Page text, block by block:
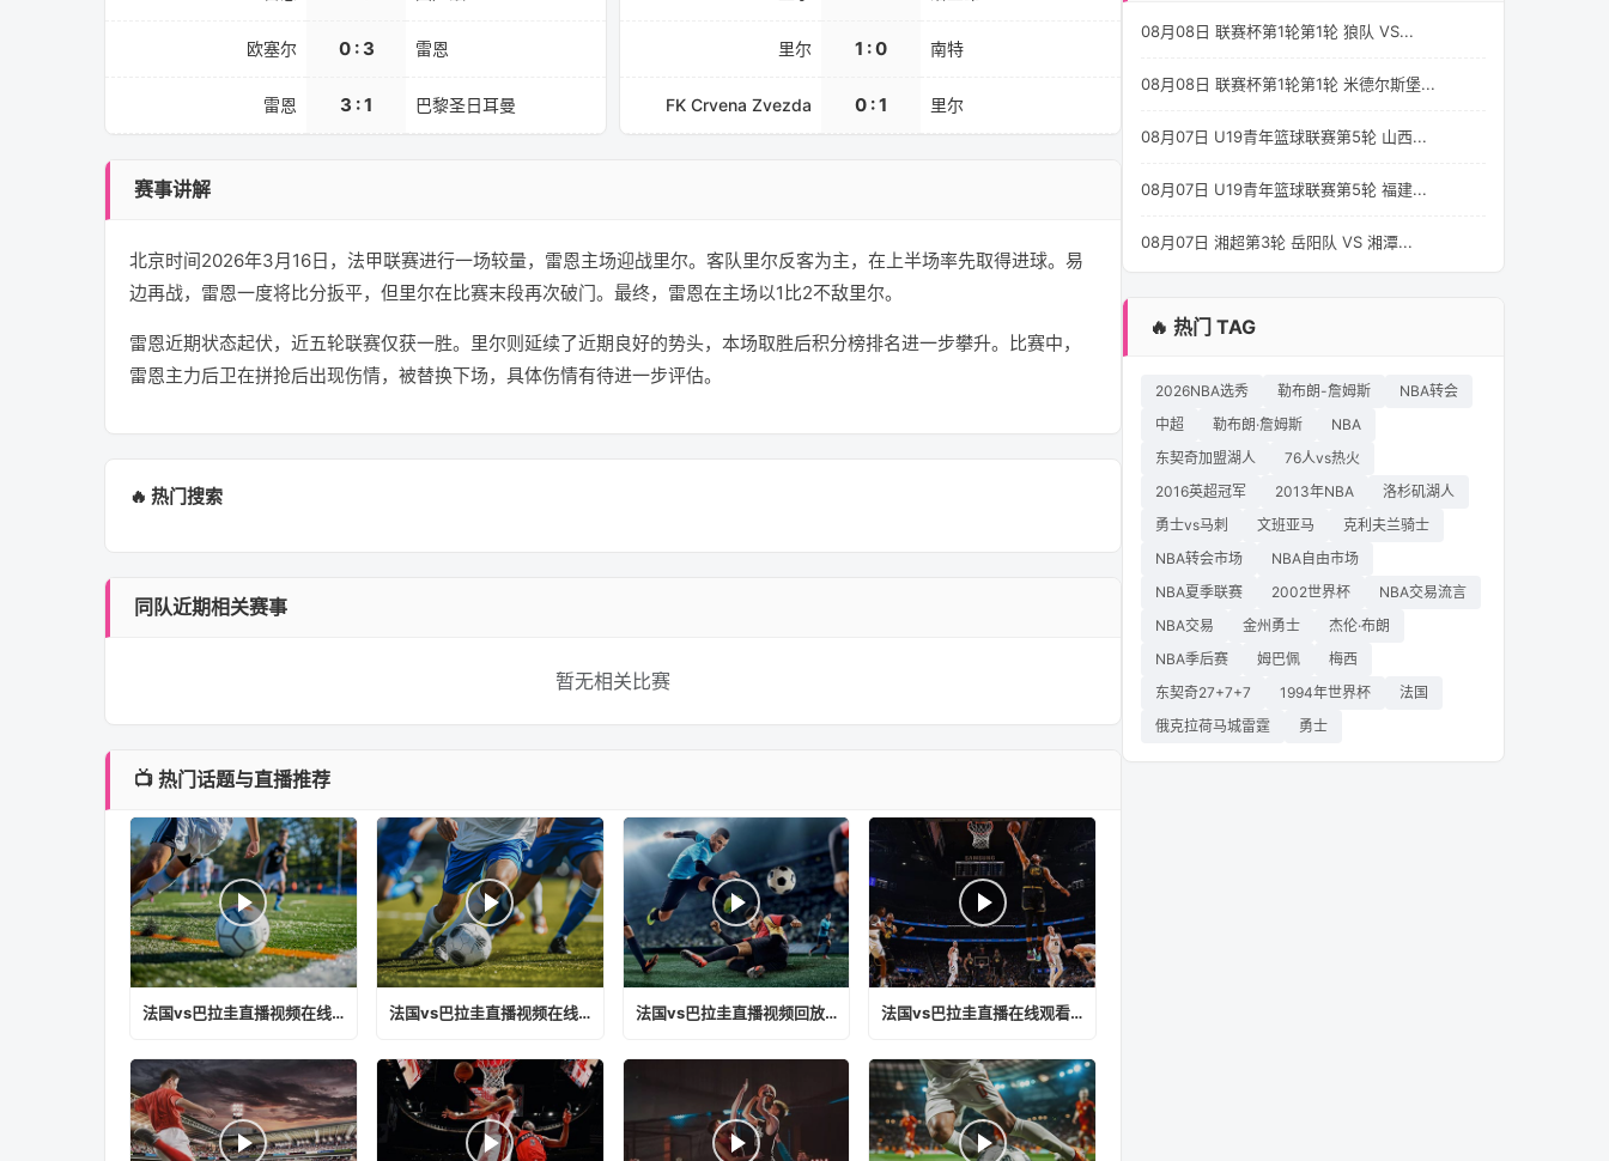
欧塞尔 0 : 3 雷恩
雷恩 3 : 1 巴黎圣日耳曼
里尔 1 : 0 南特
FK Crvena Zvezda 0 : 1 里尔
赛事讲解
北京时间2026年3月16日，法甲联赛进行一场较量，雷恩主场迎战里尔。客队里尔反客为主，在上半场率先取得进球。易
边再战，雷恩一度将比分扳平，但里尔在比赛末段再次破门。最终，雷恩在主场以1比2不敌里尔。
雷恩近期状态起伏，近五轮联赛仅获一胜。里尔则延续了近期良好的势头，本场取胜后积分榜排名进一步攀升。比赛中，
雷恩主力后卫在拼抢后出现伤情，被替换下场，具体伤情有待进一步评估。
🔥 热门搜索
同队近期相关赛事
暂无相关比赛
📺 热门话题与直播推荐
法国vs巴拉圭直播视频在线观看免费 法国vs巴拉圭直播视频在线观看下载 法国vs巴拉圭直播视频回放下载 法国vs巴拉圭直播在线观看高清视频
08月08日 联赛杯第1轮第1轮 狼队 VS...
08月08日 联赛杯第1轮第1轮 米德尔斯堡...
08月07日 U19青年篮球联赛第5轮 山西...
08月07日 U19青年篮球联赛第5轮 福建...
08月07日 湘超第3轮 岳阳队 VS 湘潭...
🔥 热门 TAG
2026NBA选秀 勒布朗-詹姆斯
NBA转会
中超
勒布朗·詹姆斯
NBA
东契奇加盟湖人
76人vs热火
2016英超冠军
2013年NBA
洛杉矶湖人
勇士vs马刺
文班亚马
克利夫兰骑士
NBA转会市场
NBA自由市场
NBA夏季联赛
2002世界杯
NBA交易流言
NBA交易
金州勇士
杰伦·布朗
NBA季后赛
姆巴佩
梅西
东契奇27+7+7
1994年世界杯
法国
俄克拉荷马城雷霆
勇士